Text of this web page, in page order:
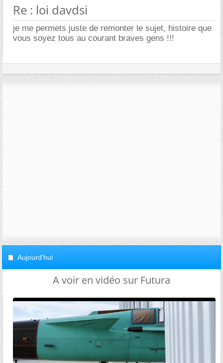
Re : loi davdsi
je me permets juste de remonter le sujet, histoire que
vous soyez tous au courant braves gens !!!
Aujourd'hui
A voir en vidéo sur Futura